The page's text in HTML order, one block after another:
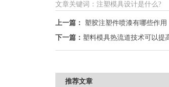
文章关键词：注塑模具设计是什么?
上一篇：
塑胶注塑件喷漆有哪些作用
下一篇： 塑料模具热流道技术可以提
推荐文章